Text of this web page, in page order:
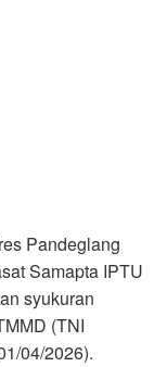
Pandeglang
Samapta IPTU
syukuran
(TNI
04/2026).